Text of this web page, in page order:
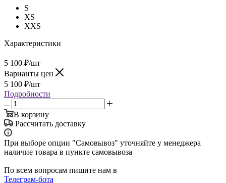
S
XS
XXS
Характеристики
5 100 ₽/шт
Варианты цен
5 100 ₽/шт
Подробности
В корзину
Рассчитать доставку
При выборе опции "Самовывоз" уточняйте у менеджера
наличие товара в пункте самовывоза
По всем вопросам пишите нам в
Телеграм-бота